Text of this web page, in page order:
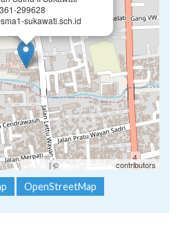
299628
sukawati.sch.id
Leaflet | ©OpenStreetMap contributors
OpenStreetMap